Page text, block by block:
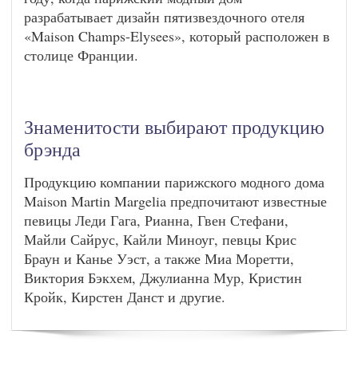
разрабатывает дизайн пятизвездочного отеля
«Maison Champs-Elysees», который расположен в
столице Франции.
Знаменитости выбирают продукцию
брэнда
Продукцию компании парижского модного дома
Maison Martin Margelia предпочитают известные
певицы Леди Гага, Рианна, Гвен Стефани,
Майли Сайрус, Кайли Миноуг, певцы Крис
Браун и Канье Уэст, а также Миа Моретти,
Виктория Бэкхем, Джулианна Мур, Кристин
Кройк, Кирстен Данст и другие.